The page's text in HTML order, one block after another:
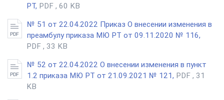
РТ, PDF , 60 KB
№ 51 от 22.04.2022 Приказ О внесении изменения в
преамбулу приказа МЮ РТ от 09.11.2020 № 116,
PDF , 33 KB
№ 52 от 22.04.2022 О внесении изменения в пункт
1.2 приказа МЮ РТ от 21.09.2021 № 121, PDF , 31
KB